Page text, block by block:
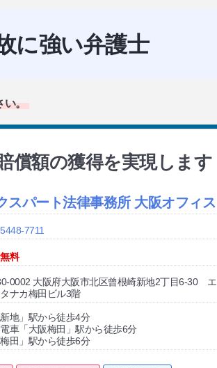
に強い弁護士
。
償額の獲得を実現します
スパート法律事務所 大阪オフィス
7711
料
0002 大阪府大阪市北区曾根崎新地2丁目6-30 エ
ナカ梅田ビル3階
新地」駅から徒歩4分
車「大阪梅田」駅から徒歩6分
梅田」駅から徒歩6分